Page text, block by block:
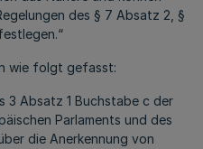
des § 7 Absatz 2, §
wie folgt gefasst:
3 Absatz 1 Buchstabe c der
Parlaments und des
die Anerkennung von